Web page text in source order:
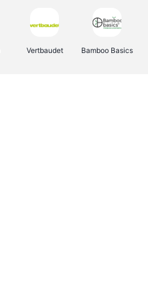
Vertbaudet Bamboo Basics